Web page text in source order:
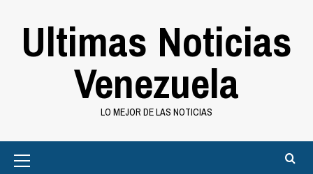
Ultimas Noticias
Venezuela
LO MEJOR DE LAS NOTICIAS
Menu